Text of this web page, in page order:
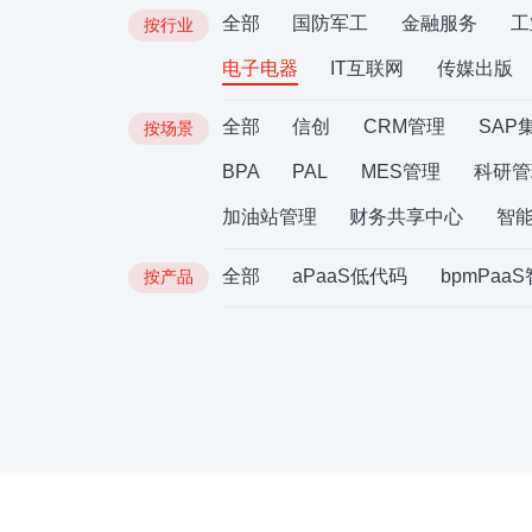
按行业 全部 国防军工 金融服务
电子电器 IT互联网 传媒出版
按场景 全部 信创 CRM管理 SAP
BPA PAL MES管理 科研
加油站管理 财务共享中心 智
按产品 全部 aPaaS低代码 bpmPaaS